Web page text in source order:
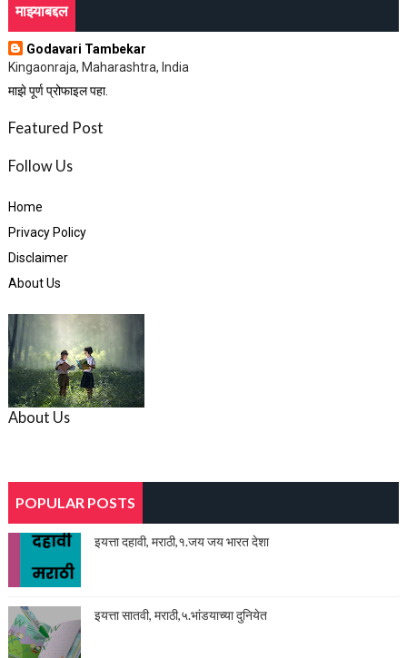
माझ्याबद्दल
Godavari Tambekar
Kingaonraja, Maharashtra, India
माझे पूर्ण प्रोफाइल पहा.
Featured Post
Follow Us
Home
Privacy Policy
Disclaimer
About Us
About Us
POPULAR POSTS
इयत्ता दहावी, मराठी,१.जय जय भारत देशा
इयत्ता सातवी, मराठी,५.भांडयाच्या दुनियेत